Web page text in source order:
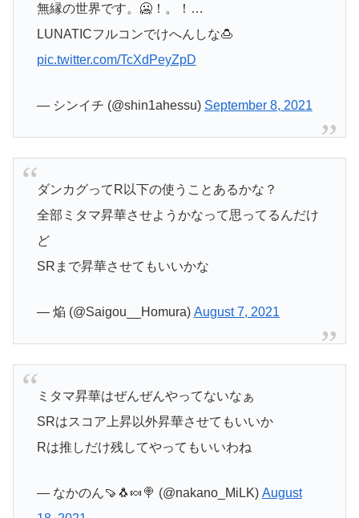
無縁の世界です。🥶！。！…
LUNATICフルコンでけへんしな🍮
pic.twitter.com/TcXdPeyZpD
— シンイチ (@shin1ahessu) September 8, 2021
ダンカグってR以下の使うことあるかな？
全部ミタマ昇華させようかなって思ってるんだけ
ど
SRまで昇華させてもいいかな
— 焔 (@Saigou__Homura) August 7, 2021
ミタマ昇華はぜんぜんやってないなぁ
SRはスコア上昇以外昇華させてもいいか
Rは推しだけ残してやってもいいわね
— なかのん🍠🐧🍬🍭 (@nakano_MiLK) August